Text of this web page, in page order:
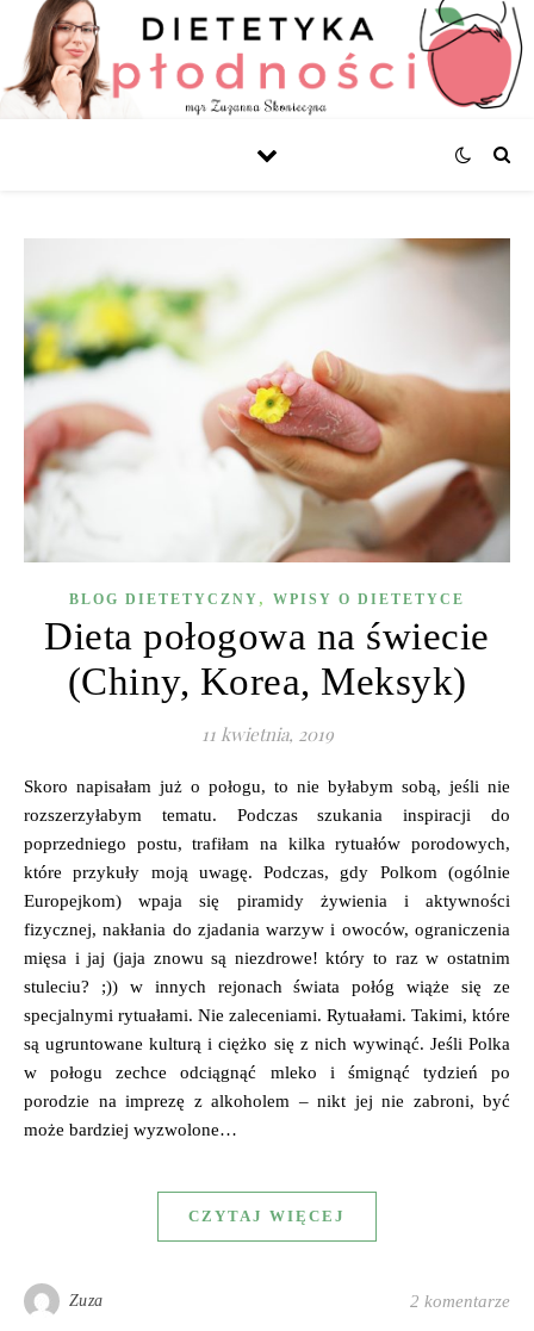
BLOG DIETETYCZNY , WPISY O DIETETYCE
Dieta połogowa na świecie
(Chiny, Korea, Meksyk)
11 kwietnia, 2019
Skoro napisałam już o połogu, to nie byłabym sobą, jeśli nie
rozszerzyłabym tematu. Podczas szukania inspiracji do
poprzedniego postu, trafiłam na kilka rytuałów porodowych,
które przykuły moją uwagę. Podczas, gdy Polkom (ogólnie
Europejkom) wpaja się piramidy żywienia i aktywności
fizycznej, nakłania do zjadania warzyw i owoców, ograniczenia
mięsa i jaj (jaja znowu są niezdrowe! który to raz w ostatnim
stuleciu? ;)) w innych rejonach świata połóg wiąże się ze
specjalnymi rytuałami. Nie zaleceniami. Rytuałami. Takimi, które
są ugruntowane kulturą i ciężko się z nich wywinąć. Jeśli Polka
w połogu zechce odciągnąć mleko i śmignąć tydzień po
porodzie na imprezę z alkoholem – nikt jej nie zabroni, być
może bardziej wyzwolone…
CZYTAJ WIĘCEJ
Zuza 2 komentarze